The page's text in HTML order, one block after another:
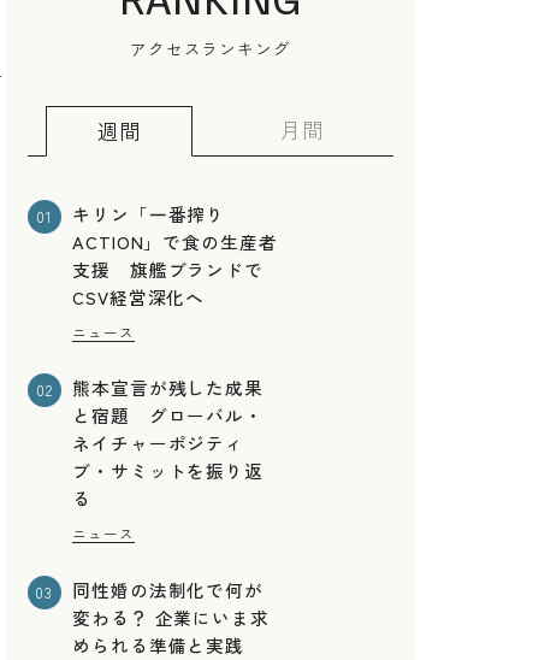
アクセスランキング
週間 月間
01
キリン「一番搾り
ACTION」で食の生産者
支援 旗艦ブランドで
CSV経営深化へ
ニュース
02
熊本宣言が残した成果
と宿題 グローバル・
ネイチャーポジティ
ブ・サミットを振り返
る
ニュース
03
同性婚の法制化で何が
変わる？ 企業にいま求
められる準備と実践